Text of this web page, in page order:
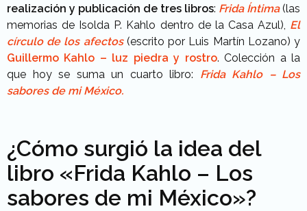
realización y publicación de tres libros: Frida Íntima(las
memorias de Isolda P. Kahlo dentro de la Casa Azul), El
círculo de los afectos(escrito por Luis Martín Lozano) y
Guillermo Kahlo – luz piedra y rostro. Colección a la
que hoy se suma un cuarto libro: Frida Kahlo – Los
sabores de mi México.
¿Cómo surgió la idea del
libro «Frida Kahlo – Los
sabores de mi México»?